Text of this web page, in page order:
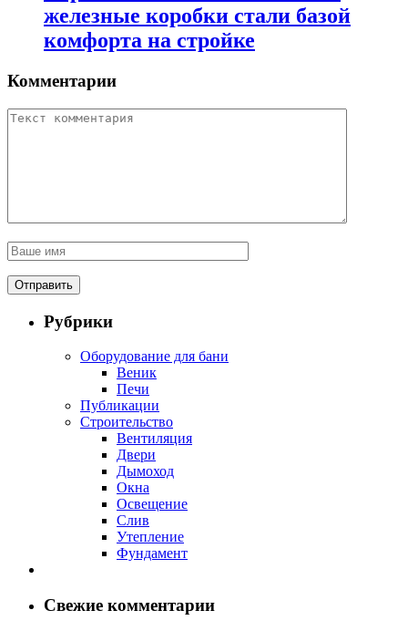
железные коробки стали базой
комфорта на стройке
Комментарии
Рубрики
Оборудование для бани
Веник
Печи
Публикации
Строительство
Вентиляция
Двери
Дымоход
Окна
Освещение
Слив
Утепление
Фундамент
Свежие комментарии